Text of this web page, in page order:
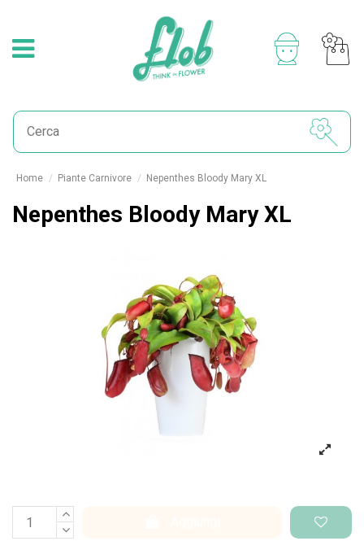
Home Piante Carnivore Nepenthes Bloody Mary XL
Nepenthes Bloody Mary XL